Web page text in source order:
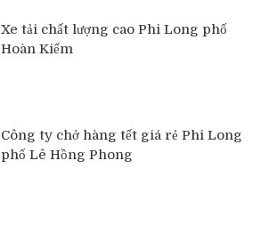
Xe tải chất lượng cao Phi Long phố
Hoàn Kiếm
Công ty chở hàng tết giá rẻ Phi Long
phố Lê Hồng Phong